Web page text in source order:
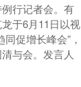
行记者会。有
于6月11日以视
促增长峰会”，
与会。发言人